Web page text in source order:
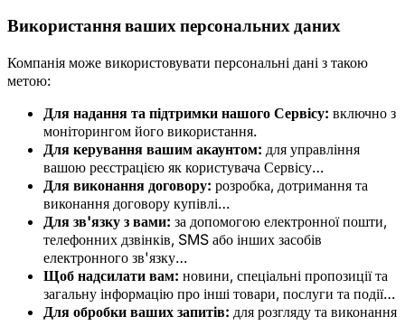
Використання ваших персональних даних
Компанія може використовувати персональні дані з такою
метою:
Для надання та підтримки нашого Сервісу: включно з
моніторингом його використання.
Для керування вашим акаунтом: для управління
вашою реєстрацією як користувача Сервісу…
Для виконання договору: розробка, дотримання та
виконання договору купівлі…
Для зв'язку з вами: за допомогою електронної пошти,
телефонних дзвінків, SMS або інших засобів
електронного зв'язку…
Щоб надсилати вам: новини, спеціальні пропозиції та
загальну інформацію про інші товари, послуги та події…
Для обробки ваших запитів: для розгляду та виконання